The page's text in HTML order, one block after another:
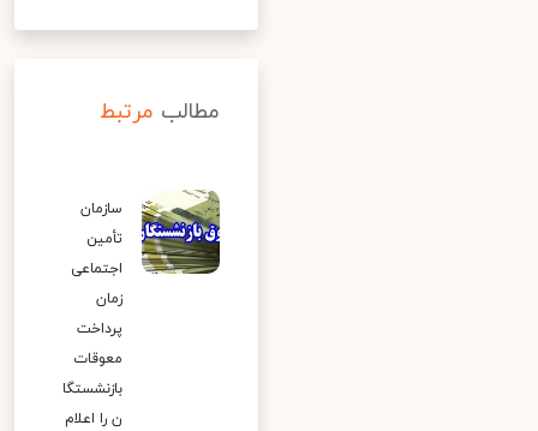
مطالب مرتبط
سازمان
تأمین
اجتماعی
زمان
پرداخت
معوقات
بازنشستگا
ن را اعلام